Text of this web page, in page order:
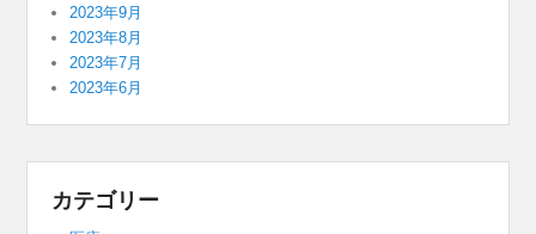
2023年9月
2023年8月
2023年7月
2023年6月
カテゴリー